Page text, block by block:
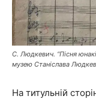
С. Людкевич. “Пісня
музею Станіслава
На титульній